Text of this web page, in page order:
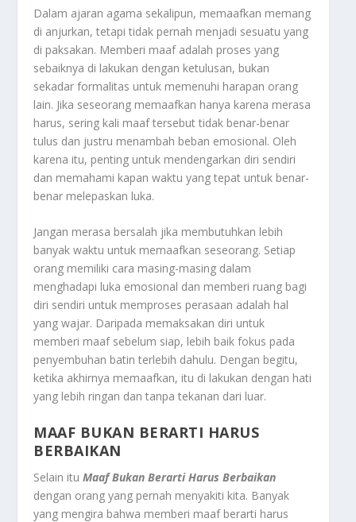
Dalam ajaran agama sekalipun, memaafkan memang
di anjurkan, tetapi tidak pernah menjadi sesuatu yang
di paksakan. Memberi maaf adalah proses yang
sebaiknya di lakukan dengan ketulusan, bukan
sekadar formalitas untuk memenuhi harapan orang
lain. Jika seseorang memaafkan hanya karena merasa
harus, sering kali maaf tersebut tidak benar-benar
tulus dan justru menambah beban emosional. Oleh
karena itu, penting untuk mendengarkan diri sendiri
dan memahami kapan waktu yang tepat untuk benar-
benar melepaskan luka.
Jangan merasa bersalah jika membutuhkan lebih
banyak waktu untuk memaafkan seseorang. Setiap
orang memiliki cara masing-masing dalam
menghadapi luka emosional dan memberi ruang bagi
diri sendiri untuk memproses perasaan adalah hal
yang wajar. Daripada memaksakan diri untuk
memberi maaf sebelum siap, lebih baik fokus pada
penyembuhan batin terlebih dahulu. Dengan begitu,
ketika akhirnya memaafkan, itu di lakukan dengan hati
yang lebih ringan dan tanpa tekanan dari luar.
MAAF BUKAN BERARTI HARUS
BERBAIKAN
Selain ituMaaf Bukan Berarti Harus Berbaikan
dengan orang yang pernah menyakiti kita. Banyak
yang mengira bahwa memberi maaf berarti harus